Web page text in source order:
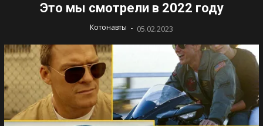
Это мы смотрели в 2022 году
Котонавты - 05.02.2023